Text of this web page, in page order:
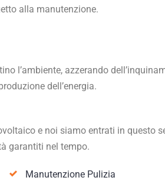
alla manutenzione.
l’ambiente, azzerando
dell’energia.
e noi siamo entrati in questo
garantiti nel tempo.
Manutenzione Pulizia